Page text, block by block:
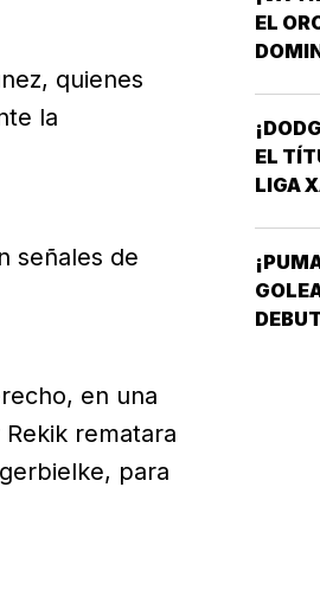
quienes
la
señales de
en una
rematara
para
EL
EL
LIGA